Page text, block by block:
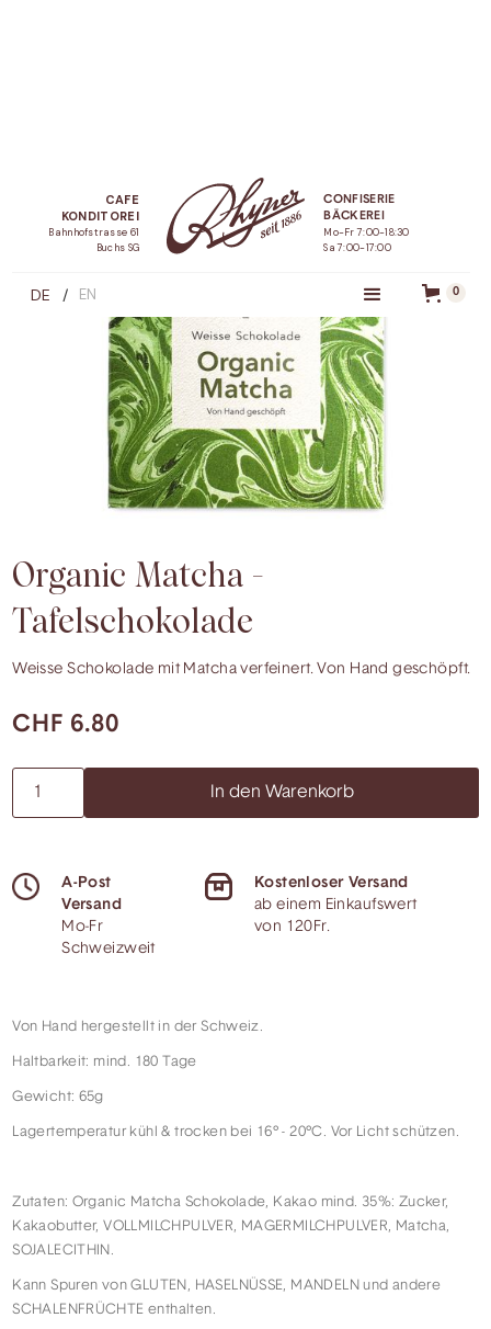
CAFE
KONDITOREI
Bahnhofstrasse 61
Buchs SG
CONFISERIE
BÄCKEREI
Mo-Fr 7:00-18:30
Sa 7:00-17:00
0
DE / EN
Organic Matcha - Tafelschokolade
Organic Matcha -
Tafelschokolade
Weisse Schokolade mit Matcha verfeinert. Von Hand geschöpft.
CHF 6.80
A-Post
Versand
Mo-Fr
Schweizweit
Kostenloser Versand
ab einem Einkaufswert
von 120Fr.
Von Hand hergestellt in der Schweiz.
Haltbarkeit: mind. 180 Tage
Gewicht: 65g
Lagertemperatur kühl & trocken bei 16° - 20°C. Vor Licht schützen.
Zutaten: Organic Matcha Schokolade, Kakao mind. 35%: Zucker,
Kakaobutter, VOLLMILCHPULVER, MAGERMILCHPULVER, Matcha,
SOJALECITHIN.
Kann Spuren von GLUTEN, HASELNÜSSE, MANDELN und andere
SCHALENFRÜCHTE enthalten.